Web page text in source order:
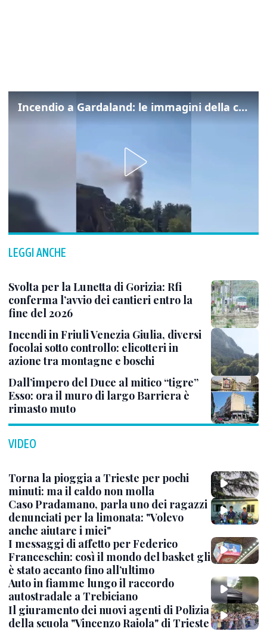
Incendio a Gardaland: le immagini della colonna di fumo
LEGGI ANCHE
Svolta per la Lunetta di Gorizia: Rfi
conferma l’avvio dei cantieri entro la
fine del 2026
Incendi in Friuli Venezia Giulia, diversi
focolai sotto controllo: elicotteri in
azione tra montagne e boschi
Dall’impero del Duce al mitico “tigre”
Esso: ora il muro di largo Barriera è
rimasto muto
VIDEO
Torna la pioggia a Trieste per pochi
minuti: ma il caldo non molla
Caso Pradamano, parla uno dei ragazzi
denunciati per la limonata: "Volevo
anche aiutare i miei"
I messaggi di affetto per Federico
Franceschin: così il mondo del basket gli
è stato accanto fino all’ultimo
Auto in fiamme lungo il raccordo
autostradale a Trebiciano
Il giuramento dei nuovi agenti di Polizia
della scuola "Vincenzo Raiola" di Trieste